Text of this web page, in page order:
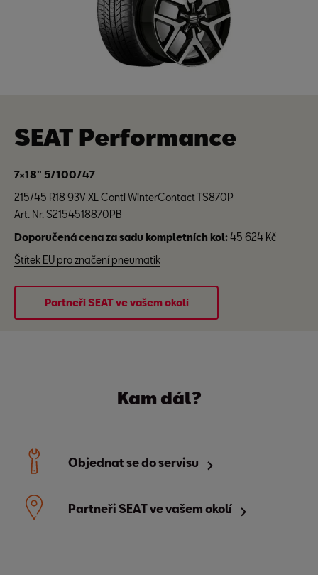
SEAT Performance
7×18" 5/100/47
215/45 R18 93V XL Conti WinterContact TS870P
Art. Nr. S2154518870PB
Doporučená cena za sadu kompletních kol:45 624 Kč
Štítek EU pro značení pneumatik
Partneři SEAT ve vašem okolí
Kam dál?
Objednat se do servisu
Partneři SEAT ve vašem okolí